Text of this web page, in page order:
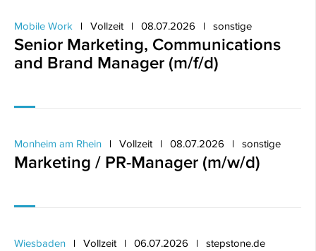
Mobile Work Vollzeit 08.07.2026 sonstige
Senior Marketing, Communications
and Brand Manager (m/f/d)
Monheim am Rhein Vollzeit 08.07.2026 sonstige
Marketing / PR-Manager (m/w/d)
Wiesbaden Vollzeit 06.07.2026 stepstone.de